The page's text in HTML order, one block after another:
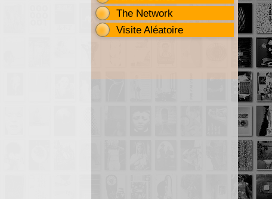
The Network
Visite Aléatoire